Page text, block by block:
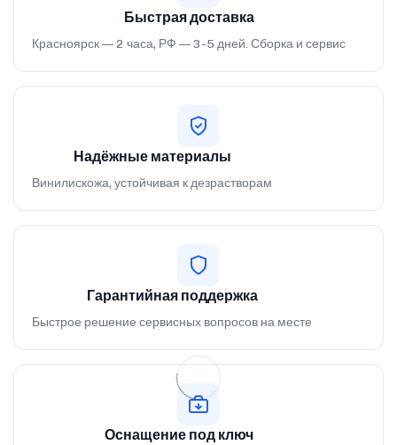
Быстрая доставка
Красноярск — 2 часа, РФ — 3-5 дней. Сборка и сервис
Надёжные материалы
Винилискожа, устойчивая к дезрастворам
Гарантийная поддержка
Быстрое решение сервисных вопросов на месте
Оснащение под ключ